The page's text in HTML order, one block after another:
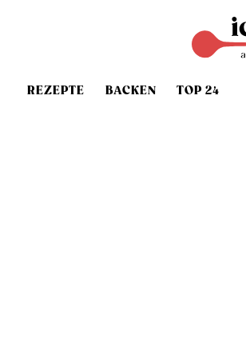
REZEPTE BACKEN TOP 24